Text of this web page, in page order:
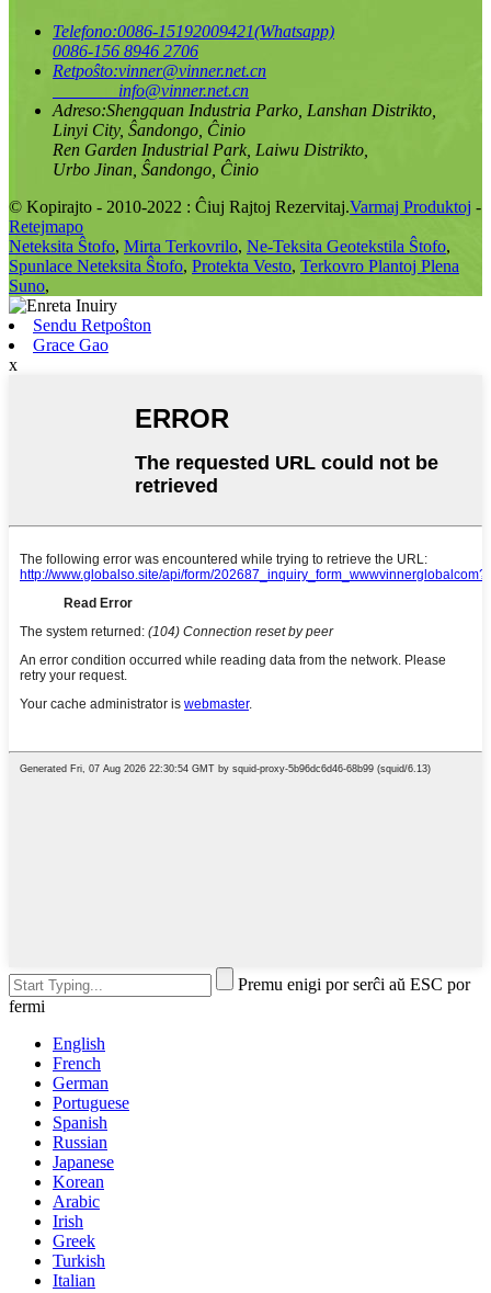
Telefono:0086-15192009421(Whatsapp)
0086-156 8946 2706
Retpoŝto:vinner@vinner.net.cn
info@vinner.net.cn
Adreso:Shengquan Industria Parko, Lanshan Distrikto,
Linyi City, Ŝandongo, Ĉinio
Ren Garden Industrial Park, Laiwu Distrikto,
Urbo Jinan, Ŝandongo, Ĉinio
© Kopirajto - 2010-2022 : Ĉiuj Rajtoj Rezervitaj.Varmaj Produktoj -
Retejmapo
Neteksita Ŝtofo, Mirta Terkovrilo, Ne-Teksita Geotekstila Ŝtofo,
Spunlace Neteksita Ŝtofo, Protekta Vesto, Terkovro Plantoj Plena
Suno,
Sendu Retpoŝton
Grace Gao
x
Premu enigi por serĉi aŭ ESC por
fermi
English
French
German
Portuguese
Spanish
Russian
Japanese
Korean
Arabic
Irish
Greek
Turkish
Italian